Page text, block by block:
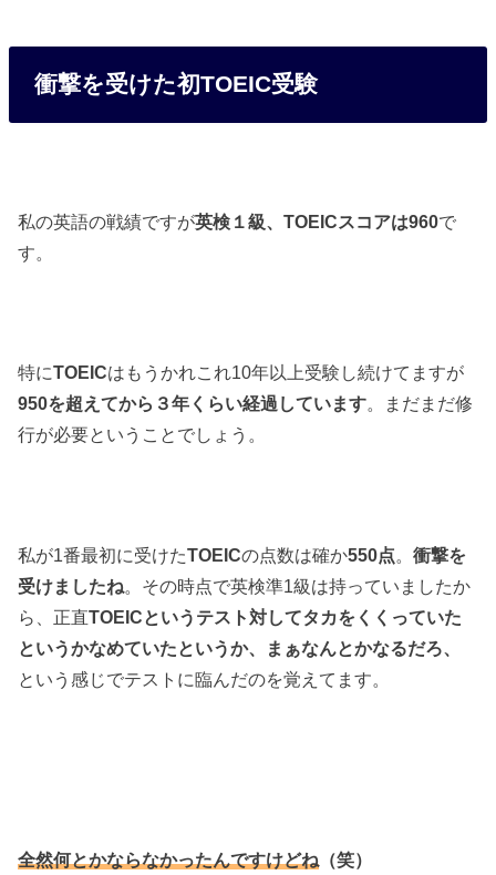
衝撃を受けた初TOEIC受験
私の英語の戦績ですが英検１級、TOEICスコアは960で
す。
特にTOEICはもうかれこれ10年以上受験し続けてますが
950を超えてから３年くらい経過しています。まだまだ修
行が必要ということでしょう。
私が1番最初に受けたTOEICの点数は確か550点。衝撃を
受けましたね。その時点で英検準1級は持っていましたか
ら、正直TOEICというテスト対してタカをくくっていた
というかなめていたというか、まぁなんとかなるだろ、
という感じでテストに臨んだのを覚えてます。
全然何とかならなかったんですけどね （笑）